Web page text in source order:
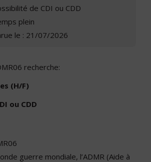
de CDI ou CDD
plein
le : 21/07/2026
La Fédération ADMR06 recherche:
(H/F)
ou CDD
guerre mondiale, l’ADMR (Aide à